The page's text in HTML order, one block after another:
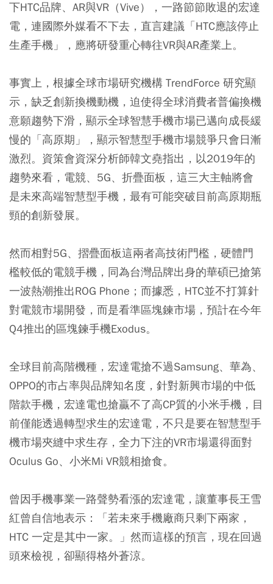
下HTC品牌、AR與VR（Vive），一路節節敗退的宏達
電，連國際外媒看不下去，直言建議「HTC應該停止
生產手機」，應將研發重心轉往VR與AR產業上。
事實上，根據全球市場研究機構 TrendForce 研究顯
示，缺乏創新換機動機，迫使得全球消費者普偏換機
意願趨勢下滑，顯示全球智慧手機市場已邁向成長緩
慢的「高原期」，顯示智慧型手機市場競爭只會日漸
激烈。資策會資深分析師韓文堯指出，以2019年的
趨勢來看，電競、5G、折疊面板，這三大主軸將會
是未來高端智慧型手機，最有可能突破目前高原期瓶
頸的創新發展。
然而相對5G、摺疊面板這兩者高技術門檻，硬體門
檻較低的電競手機，同為台灣品牌出身的華碩已搶第
一波熱潮推出ROG Phone；而據悉，HTC並不打算針
對電競市場開發，而是看準區塊鍊市場，預計在今年
Q4推出的區塊鍊手機Exodus。
全球目前高階機種，宏達電搶不過Samsung、華為、
OPPO的市占率與品牌知名度，針對新興市場的中低
階款手機，宏達電也搶贏不了高CP質的小米手機，目
前僅能透過轉型求生的宏達電，不只是要在智慧型手
機市場夾縫中求生存，全力下注的VR市場還得面對
Oculus Go、小米Mi VR競相搶食。
曾因手機事業一路聲勢看漲的宏達電，讓董事長王雪
紅曾自信地表示：「若未來手機廠商只剩下兩家，
HTC 一定是其中一家。」然而這樣的預言，現在回過
頭來檢視，卻顯得格外蒼涼。